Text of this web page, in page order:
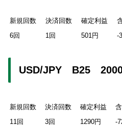
新規回数 決済回数 確定利益
6回
1回 501円 -
USD/JPY B25
新規回数 決済回数 確定利益
11回
3回 1290円 -